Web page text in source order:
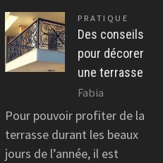
PRATIQUE
Des conseils
pour décorer
une terrasse
Fabia
Pour pouvoir profiter de la
terrasse durant les beaux
jours de l’année, il est